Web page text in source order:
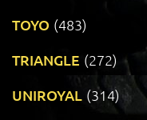
TOYO (483)
TRIANGLE (272)
UNIROYAL (314)